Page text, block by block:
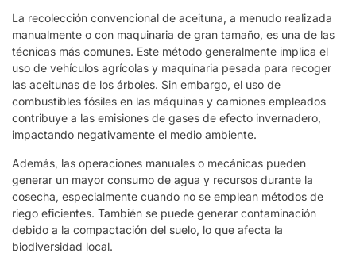
La recolección convencional de aceituna, a menudo realizada
manualmente o con maquinaria de gran tamaño, es una de las
técnicas más comunes. Este método generalmente implica el
uso de vehículos agrícolas y maquinaria pesada para recoger
las aceitunas de los árboles. Sin embargo, el uso de
combustibles fósiles en las máquinas y camiones empleados
contribuye a las emisiones de gases de efecto invernadero,
impactando negativamente el medio ambiente.
Además, las operaciones manuales o mecánicas pueden
generar un mayor consumo de agua y recursos durante la
cosecha, especialmente cuando no se emplean métodos de
riego eficientes. También se puede generar contaminación
debido a la compactación del suelo, lo que afecta la
biodiversidad local.